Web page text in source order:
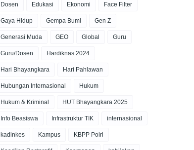
Dosen Edukasi Ekonomi Face Filter
Gaya Hidup Gempa Bumi Gen Z
Generasi Muda GEO Global Guru
Guru/Dosen Hardiknas 2024
Hari Bhayangkara Hari Pahlawan
Hubungan Internasional Hukum
Hukum & Kriminal HUT Bhayangkara 2025
Info Beasiswa Infrastruktur TIK internasional
kadinkes Kampus KBPP Polri